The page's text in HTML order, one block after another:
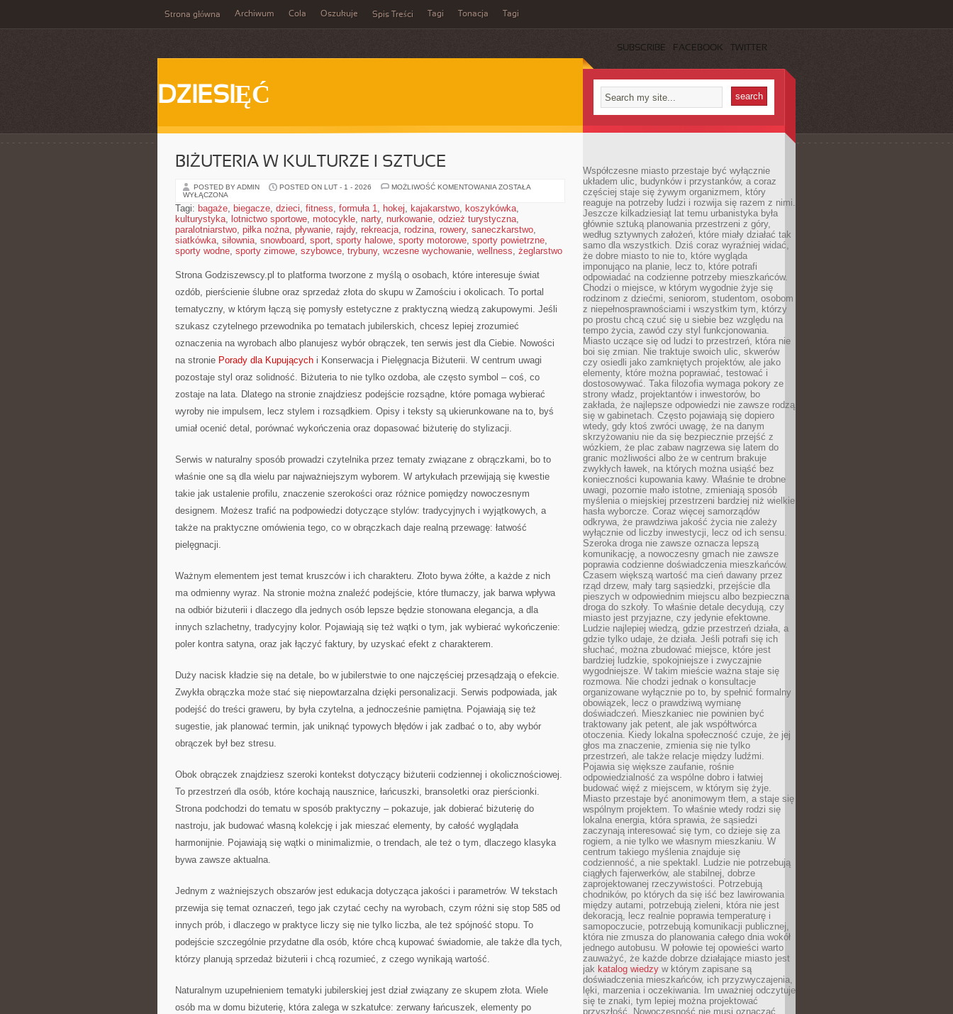
Strona główna Archiwum Cola Oszukuje Spis Treści Tagi Tonacja Tagi
SUBSCRIBE FACEBOOK TWITTER
DZIESIĘĆ
BIŻUTERIA W KULTURZE I SZTUCE
POSTED BY ADMIN POSTED ON LUT - 1 - 2026 MOŻLIWOŚĆ KOMENTOWANIA BIŻUTERIA
I
SZTUCE
ZOSTAŁA
WYŁĄCZONA
Tagi: bagaże, biegacze, dzieci, fitness, formuła 1, hokej, kajakarstwo, koszykówka,
kulturystyka, lotnictwo sportowe, motocykle, narty, nurkowanie, odzież turystyczna,
paralotniarstwo, piłka nożna, pływanie, rajdy, rekreacja, rodzina, rowery, saneczkarstwo,
siatkówka, siłownia, snowboard, sport, sporty halowe, sporty motorowe, sporty powietrzne,
sporty wodne, sporty zimowe, szybowce, trybuny, wczesne wychowanie, wellness, żeglarstwo
Strona Godziszewscy.pl to platforma tworzone z myślą o osobach, które interesuje świat
ozdób, pierścienie ślubne oraz sprzedaż złota do skupu w Zamościu i okolicach. To portal
tematyczny, w którym łączą się pomysły estetyczne z praktyczną wiedzą zakupowymi. Jeśli
szukasz czytelnego przewodnika po tematach jubilerskich, chcesz lepiej zrozumieć
oznaczenia na wyrobach albo planujesz wybór obrączek, ten serwis jest dla Ciebie. Nowości
na stronie Porady dla Kupujących i Konserwacja i Pielęgnacja Biżuterii. W centrum uwagi
pozostaje styl oraz solidność. Biżuteria to nie tylko ozdoba, ale często symbol – coś, co
zostaje na lata. Dlatego na stronie znajdziesz podejście rozsądne, które pomaga wybierać
wyroby nie impulsem, lecz stylem i rozsądkiem. Opisy i teksty są ukierunkowane na to, byś
umiał ocenić detal, porównać wykończenia oraz dopasować biżuterię do stylizacji.
Serwis w naturalny sposób prowadzi czytelnika przez tematy związane z obrączkami, bo to
właśnie one są dla wielu par najważniejszym wyborem. W artykułach przewijają się kwestie
takie jak ustalenie profilu, znaczenie szerokości oraz różnice pomiędzy nowoczesnym
designem. Możesz trafić na podpowiedzi dotyczące stylów: tradycyjnych i wyjątkowych, a
także na praktyczne omówienia tego, co w obrączkach daje realną przewagę: łatwość
pielęgnacji.
Ważnym elementem jest temat kruszców i ich charakteru. Złoto bywa żółte, a każde z nich
ma odmienny wyraz. Na stronie można znaleźć podejście, które tłumaczy, jak barwa wpływa
na odbiór biżuterii i dlaczego dla jednych osób lepsze będzie stonowana elegancja, a dla
innych szlachetny, tradycyjny kolor. Pojawiają się też wątki o tym, jak wybierać wykończenie:
poler kontra satyna, oraz jak łączyć faktury, by uzyskać efekt z charakterem.
Duży nacisk kładzie się na detale, bo w jubilerstwie to one najczęściej przesądzają o efekcie.
Zwykła obrączka może stać się niepowtarzalna dzięki personalizacji. Serwis podpowiada, jak
podejść do treści graweru, by była czytelna, a jednocześnie pamiętna. Pojawiają się też
sugestie, jak planować termin, jak uniknąć typowych błędów i jak zadbać o to, aby wybór
obrączek był bez stresu.
Obok obrączek znajdziesz szeroki kontekst dotyczący biżuterii codziennej i okolicznościowej.
To przestrzeń dla osób, które kochają nausznice, łańcuszki, bransoletki oraz pierścionki.
Strona podchodzi do tematu w sposób praktyczny – pokazuje, jak dobierać biżuterię do
nastroju, jak budować własną kolekcję i jak mieszać elementy, by całość wyglądała
harmonijnie. Pojawiają się wątki o minimalizmie, o trendach, ale też o tym, dlaczego klasyka
bywa zawsze aktualna.
Jednym z ważniejszych obszarów jest edukacja dotycząca jakości i parametrów. W tekstach
przewija się temat oznaczeń, tego jak czytać cechy na wyrobach, czym różni się stop 585 od
innych prób, i dlaczego w praktyce liczy się nie tylko liczba, ale też spójność stopu. To
podejście szczególnie przydatne dla osób, które chcą kupować świadomie, ale także dla tych,
którzy planują sprzedaż biżuterii i chcą rozumieć, z czego wynikają wartość.
Naturalnym uzupełnieniem tematyki jubilerskiej jest dział związany ze skupem złota. Wiele
osób ma w domu biżuterię, która zalega w szkatułce: zerwany łańcuszek, elementy po
Współczesne miasto przestaje być wyłącznie
układem ulic, budynków i przystanków, a coraz
częściej staje się żywym organizmem, który
reaguje na potrzeby ludzi i rozwija się razem z nimi.
Jeszcze kilkadziesiąt lat temu urbanistyka była
głównie sztuką planowania przestrzeni z góry,
według sztywnych założeń, które miały działać tak
samo dla wszystkich. Dziś coraz wyraźniej widać,
że dobre miasto to nie to, które wygląda
imponująco na planie, lecz to, które potrafi
odpowiadać na codzienne potrzeby mieszkańców.
Chodzi o miejsce, w którym wygodnie żyje się
rodzinom z dziećmi, seniorom, studentom, osobom
z niepełnosprawnościami i wszystkim tym, którzy
po prostu chcą czuć się u siebie bez względu na
tempo życia, zawód czy styl funkcjonowania.
Miasto uczące się od ludzi to przestrzeń, która nie
boi się zmian. Nie traktuje swoich ulic, skwerów
czy osiedli jako zamkniętych projektów, ale jako
elementy, które można poprawiać, testować i
dostosowywać. Taka filozofia wymaga pokory ze
strony władz, projektantów i inwestorów, bo
zakłada, że najlepsze odpowiedzi nie zawsze rodzą
się w gabinetach. Często pojawiają się dopiero
wtedy, gdy ktoś zwróci uwagę, że na danym
skrzyżowaniu nie da się bezpiecznie przejść z
wózkiem, że plac zabaw nagrzewa się latem do
granic możliwości albo że w centrum brakuje
zwykłych ławek, na których można usiąść bez
konieczności kupowania kawy. Właśnie te drobne
uwagi, pozornie mało istotne, zmieniają sposób
myślenia o miejskiej przestrzeni bardziej niż wielkie
hasła wyborcze. Coraz więcej samorządów
odkrywa, że prawdziwa jakość życia nie zależy
wyłącznie od liczby inwestycji, lecz od ich sensu.
Szeroka droga nie zawsze oznacza lepszą
komunikację, a nowoczesny gmach nie zawsze
poprawia codzienne doświadczenia mieszkańców.
Czasem większą wartość ma cień dawany przez
rząd drzew, mały targ sąsiedzki, przejście dla
pieszych w odpowiednim miejscu albo bezpieczna
droga do szkoły. To właśnie detale decydują, czy
miasto jest przyjazne, czy jedynie efektowne.
Ludzie najlepiej wiedzą, gdzie przestrzeń działa, a
gdzie tylko udaje, że działa. Jeśli potrafi się ich
słuchać, można zbudować miejsce, które jest
bardziej ludzkie, spokojniejsze i zwyczajnie
wygodniejsze. W takim mieście ważna staje się
rozmowa. Nie chodzi jednak o konsultacje
organizowane wyłącznie po to, by spełnić formalny
obowiązek, lecz o prawdziwą wymianę
doświadczeń. Mieszkaniec nie powinien być
traktowany jak petent, ale jak współtwórca
otoczenia. Kiedy lokalna społeczność czuje, że jej
głos ma znaczenie, zmienia się nie tylko
przestrzeń, ale także relacje między ludźmi.
Pojawia się większe zaufanie, rośnie
odpowiedzialność za wspólne dobro i łatwiej
budować więź z miejscem, w którym się żyje.
Miasto przestaje być anonimowym tłem, a staje się
wspólnym projektem. To właśnie wtedy rodzi się
lokalna energia, która sprawia, że sąsiedzi
zaczynają interesować się tym, co dzieje się za
rogiem, a nie tylko we własnym mieszkaniu. W
centrum takiego myślenia znajduje się
codzienność, a nie spektakl. Ludzie nie potrzebują
ciągłych fajerwerków, ale stabilnej, dobrze
zaprojektowanej rzeczywistości. Potrzebują
chodników, po których da się iść bez lawirowania
między autami, potrzebują zieleni, która nie jest
dekoracją, lecz realnie poprawia temperaturę i
samopoczucie, potrzebują komunikacji publicznej,
która nie zmusza do planowania całego dnia wokół
jednego autobusu. W połowie tej opowieści warto
zauważyć, że każde dobrze działające miasto jest
jak katalog wiedzy w którym zapisane są
doświadczenia mieszkańców, ich przyzwyczajenia,
lęki, marzenia i oczekiwania. Im uważniej odczytuje
się te znaki, tym lepiej można projektować
przyszłość. Nowoczesność nie musi oznaczać